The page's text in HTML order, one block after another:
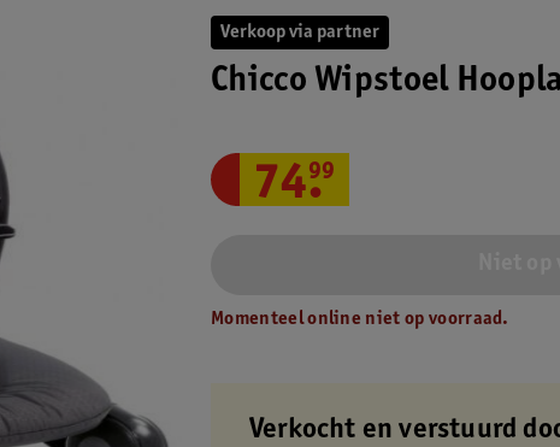
Verkoop via partner
Chicco Wipstoel
74.
99
Momenteel online niet op voorraad.
Verkocht en verstuurd